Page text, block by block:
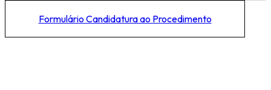
Formulário Candidatura ao Procedimento